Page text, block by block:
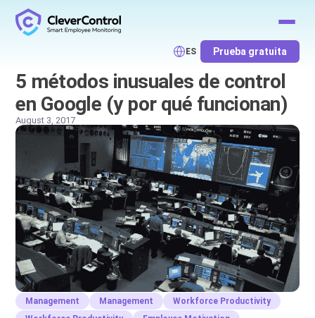
ES Prueba gratuita
5 métodos inusuales de control
en Google (y por qué funcionan)
August 3, 2017
Management Management
Workforce Productivity